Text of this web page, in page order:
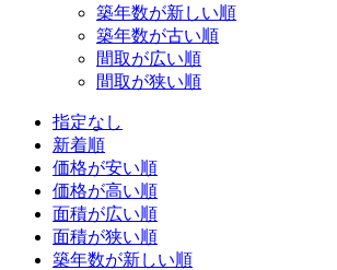
築年数が新しい順
築年数が古い順
間取が広い順
間取が狭い順
指定なし
新着順
価格が安い順
価格が高い順
面積が広い順
面積が狭い順
築年数が新しい順